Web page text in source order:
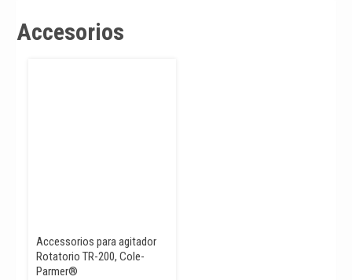
Accesorios
Accessorios para agitador
Rotatorio TR-200, Cole-
Parmer®